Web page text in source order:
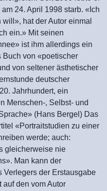
24. April 1998 starb. «Ich
hat der Autor einmal
ein.» Mit seinen
ist ihm allerdings ein
Buch von «poetischer
von seltener ästhetischer
deutscher
Jahrhundert, ein
Menschen-, Selbst- und
(Hans Bergel) Das
«Portraitstudien zu einer
werde; auch:
gleicherweise nie
Man kann der
der Erstausgabe
den vom Autor